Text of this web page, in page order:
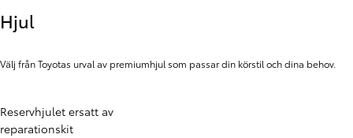
Hjul
Välj från Toyotas urval av premiumhjul som passar din körstil och dina behov.
Reservhjulet ersatt av
reparationskit